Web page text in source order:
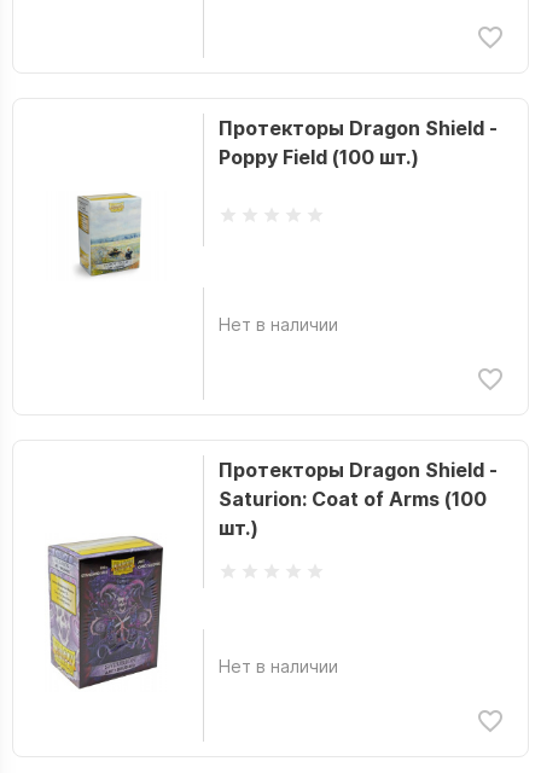
Протекторы Dragon Shield -
Poppy Field (100 шт.)
Нет в наличии
Протекторы Dragon Shield -
Saturion: Coat of Arms (100
шт.)
Нет в наличии